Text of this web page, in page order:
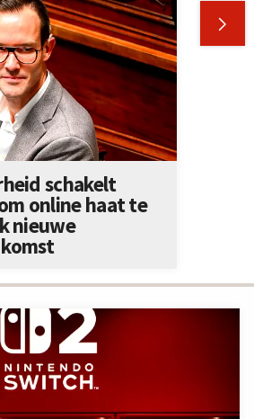

schakelt
online haat te
nieuwe